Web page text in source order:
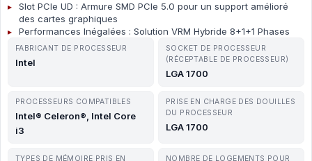
Slot PCIe UD : Armure SMD PCIe 5.0 pour un support amélioré
des cartes graphiques
Performances Inégalées : Solution VRM Hybride 8+1+1 Phases
FABRICANT DE PROCESSEUR
Intel
SOCKET DE PROCESSEUR
(RÉCEPTABLE DE PROCESSEUR)
LGA 1700
PROCESSEURS COMPATIBLES
Intel® Celeron®, Intel Core
i3
PRISE EN CHARGE DES DOUILLES
DU PROCESSEUR
LGA 1700
TYPES DE MÉMOIRE PRIS EN
NOMBRE DE LOGEMENTS POUR